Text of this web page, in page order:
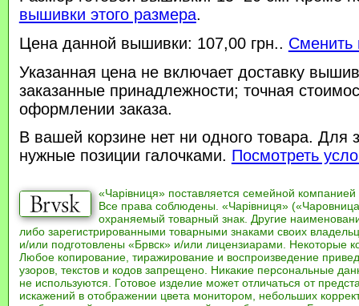
вышивки этого размера.
Цена данной вышивки: 107,00 грн.. Сменить
Указанная цена не включает доставку
заказанные принадлежности; точная
оформлении заказа.
В вашей корзине нет ни одного товара. Для
нужные позиции галочками. Посмотреть
«Чарівниця» поставляется семейной компанией
Все права соблюдены. «Чарівниця»
охраняемый товарный знак. Другие
либо зарегистрированными товарными знаками своих
и/или подготовлены «Брвск» и/или лицензиарами. Некоторые
Любое копирование, тиражирование и воспроизведение
узоров, текстов и кодов запрещено. Никакие персональные
не используются. Готовое изделие может отличаться от
искажений в отображении цвета монитором, небольших